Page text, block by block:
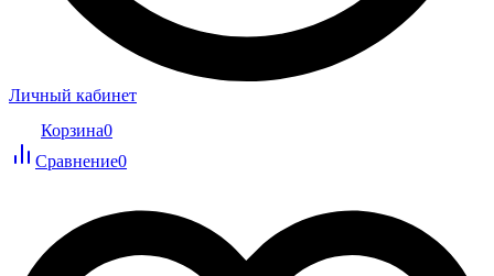
Личный кабинет
Корзина0
Сравнение0